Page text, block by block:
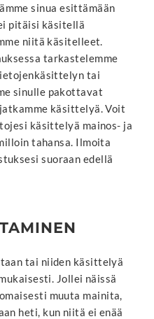
sinua esittämään
pitäisi käsitellä
niitä käsitelleet.
tarkastelemme
tai
sinulle pakottavat
käsittelyä. Voit
käsittelyä mainos- ja
tahansa. Ilmoita
suoraan edellä
tai niiden käsittelyä
Jollei näissä
muuta mainita,
heti, kun niitä ei enää